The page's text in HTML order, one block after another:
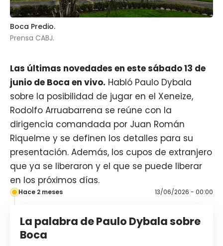
Boca Predio.
Prensa CABJ.
Las últimas novedades en este sábado 13 de
junio de Boca en vivo. Habló Paulo Dybala
sobre la posibilidad de jugar en el Xeneize,
Rodolfo Arruabarrena se reúne con la
dirigencia comandada por Juan Román
Riquelme y se definen los detalles para su
presentación. Además, los cupos de extranjero
que ya se liberaron y el que se puede liberar
en los próximos días.
Hace 2 meses 13/06/2026 - 00:00
La palabra de Paulo Dybala sobre
Boca